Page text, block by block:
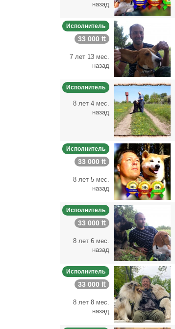
назад
Исполнитель
33 000 ₶
7 лет 13 мес.
назад
Исполнитель
8 лет 4 мес.
назад
Исполнитель
33 000 ₶
8 лет 5 мес.
назад
Исполнитель
33 000 ₶
8 лет 6 мес.
назад
Исполнитель
33 000 ₶
8 лет 8 мес.
назад